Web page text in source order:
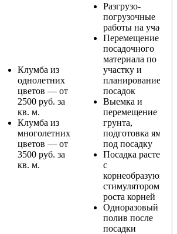
Клумба из
однолетних
цветов — от
2500 руб. за
кв. м.
Клумба из
многолетних
цветов — от
3500 руб. за
кв. м.
Разгрузо-
погрузочные
работы на участке
Перемещение
посадочного
материала по
участку и
планирование
посадок
Выемка и
перемещение
грунта,
подготовка ямы
под посадку
Посадка растений
с
корнеобразующим
стимулятором
роста корней
Одноразовый
полив после
посадки